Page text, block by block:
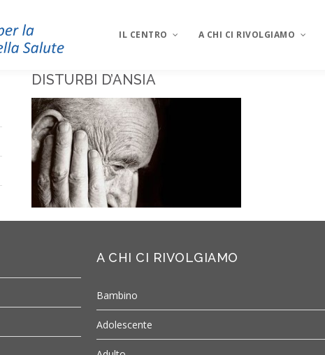
IL CENTRO A CHI CI RIVOLGIAMO
DISTURBI D’ANSIA
A CHI CI RIVOLGIAMO
Bambino
Adolescente